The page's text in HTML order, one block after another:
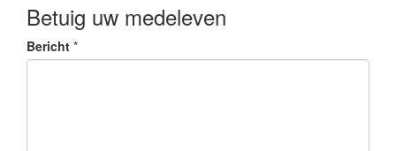
Betuig uw medeleven
Bericht *